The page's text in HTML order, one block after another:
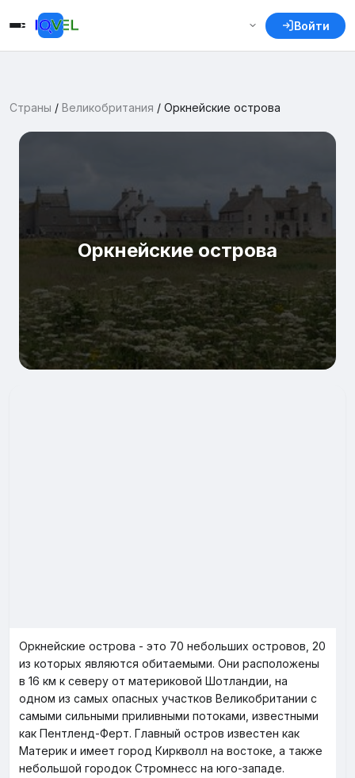
Войти
Страны / Великобритания / Оркнейские острова
Оркнейские острова
Оркнейские острова - это 70 небольших островов, 20
из которых являются обитаемыми. Они расположены
в 16 км к северу от материковой Шотландии, на
одном из самых опасных участков Великобритании с
самыми сильными приливными потоками, известными
как Пентленд-Ферт. Главный остров известен как
Материк и имеет город Киркволл на востоке, а также
небольшой городок Стромнесс на юго-западе.